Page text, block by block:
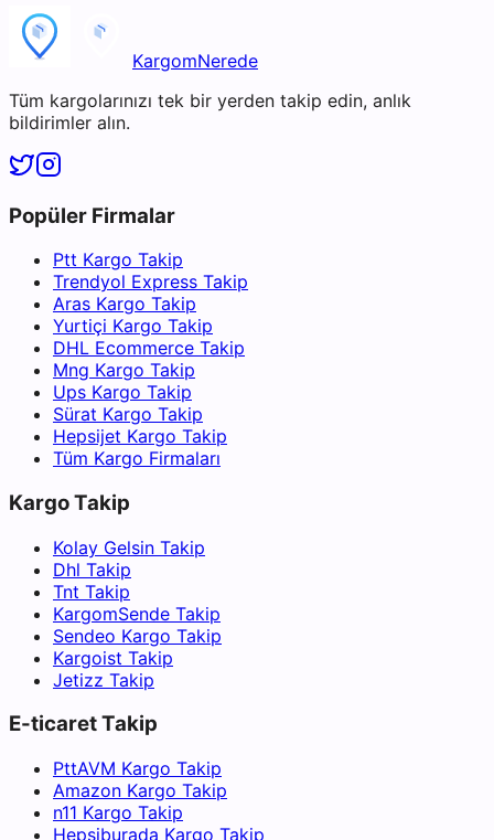
KargomNerede
Tüm kargolarınızı tek bir yerden takip edin, anlık
bildirimler alın.
Popüler Firmalar
Ptt Kargo Takip
Trendyol Express Takip
Aras Kargo Takip
Yurtiçi Kargo Takip
DHL Ecommerce Takip
Mng Kargo Takip
Ups Kargo Takip
Sürat Kargo Takip
Hepsijet Kargo Takip
Tüm Kargo Firmaları
Kargo Takip
Kolay Gelsin Takip
Dhl Takip
Tnt Takip
KargomSende Takip
Sendeo Kargo Takip
Kargoist Takip
Jetizz Takip
E-ticaret Takip
PttAVM Kargo Takip
Amazon Kargo Takip
n11 Kargo Takip
Hepsiburada Kargo Takip